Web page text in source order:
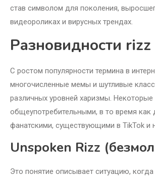
став символом для поколения,
видеороликах и вирусных трендах.
Разновидности rizz
С ростом популярности термина в
многочисленные мемы и шутливые
различных уровней харизмы. Некоторые
общеупотребительными, в то время как
фанатскими, существующими в TikTok и
Unspoken Rizz
Это понятие описывает ситуацию, когда